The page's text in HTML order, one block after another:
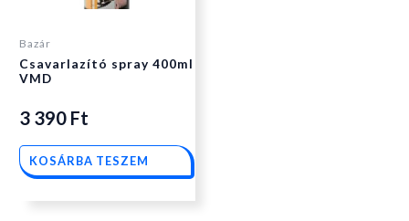
Bazár
Csavarlazító spray 400ml
VMD
3 390 Ft
KOSÁRBA TESZEM